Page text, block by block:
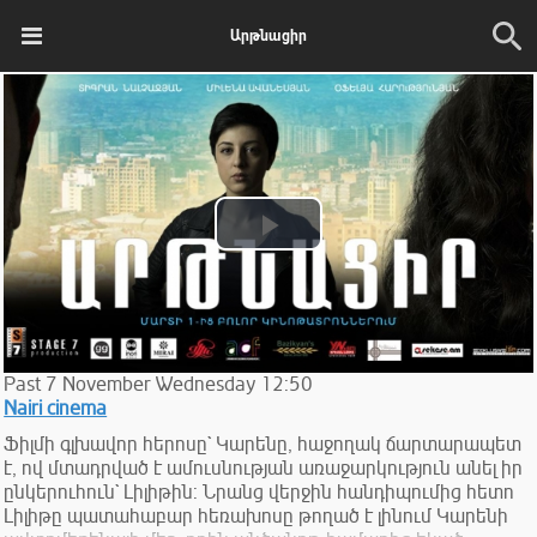
Արթնացիր
Play
Video
Past 7 November Wednesday 12:50
Nairi cinema
Ֆիլմի գլխավոր հերոսը` Կարենը, հաջողակ ճարտարապետ
է, ով մտադրված է ամուսնության առաջարկություն անել իր
ընկերուհուն` Լիլիթին: Նրանց վերջին հանդիպումից հետո
Լիլիթը պատահաբար հեռախոսը թողած է լինում Կարենի